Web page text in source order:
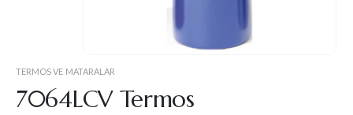
TERMOS VE MATARALAR
7064LCV Termos